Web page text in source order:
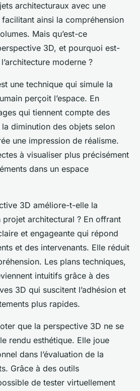
architecturaux avec une
ainsi la compréhension
Mais qu’est-ce
3D, et pourquoi est-
moderne ?
une technique qui simule la
perçoit l’espace. En
qui tiennent compte des
diminution des objets selon
une impression de réalisme.
à visualiser plus précisément
dans un espace
3D améliore-t-elle la
projet architectural ? En offrant
et engageante qui répond
et des intervenants. Elle réduit
Les plans techniques,
intuitifs grâce à des
3D qui suscitent l’adhésion et
plus rapides.
que la perspective 3D ne se
rendu esthétique. Elle joue
dans l’évaluation de la
Grâce à des outils
de tester virtuellement